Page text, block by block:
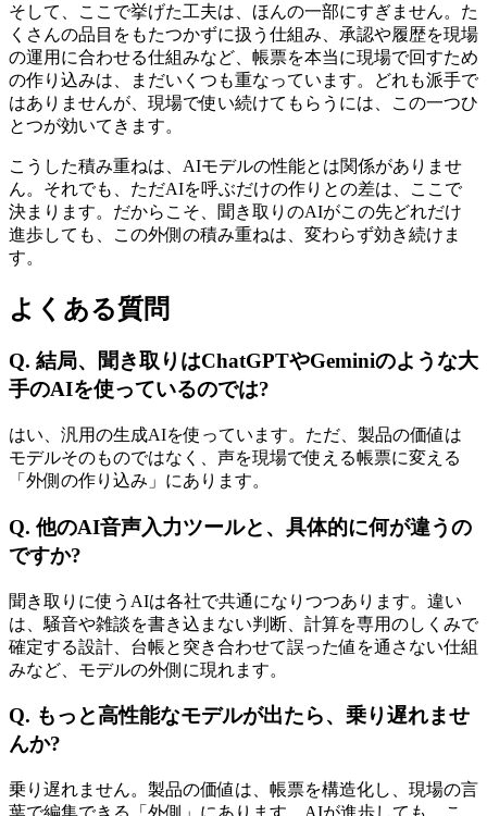
そして、ここで挙げた工夫は、ほんの一部にすぎません。た
くさんの品目をもたつかずに扱う仕組み、承認や履歴を現場
の運用に合わせる仕組みなど、帳票を本当に現場で回すため
の作り込みは、まだいくつも重なっています。どれも派手で
はありませんが、現場で使い続けてもらうには、この一つひ
とつが効いてきます。
こうした積み重ねは、AIモデルの性能とは関係がありませ
ん。それでも、ただAIを呼ぶだけの作りとの差は、ここで
決まります。だからこそ、聞き取りのAIがこの先どれだけ
進歩しても、この外側の積み重ねは、変わらず効き続けま
す。
よくある質問
Q. 結局、聞き取りはChatGPTやGeminiのような大
手のAIを使っているのでは?
はい、汎用の生成AIを使っています。ただ、製品の価値は
モデルそのものではなく、声を現場で使える帳票に変える
「外側の作り込み」にあります。
Q. 他のAI音声入力ツールと、具体的に何が違うの
ですか?
聞き取りに使うAIは各社で共通になりつつあります。違い
は、騒音や雑談を書き込まない判断、計算を専用のしくみで
確定する設計、台帳と突き合わせて誤った値を通さない仕組
みなど、モデルの外側に現れます。
Q. もっと高性能なモデルが出たら、乗り遅れませ
んか?
乗り遅れません。製品の価値は、帳票を構造化し、現場の言
葉で編集できる「外側」にあります。AIが進歩しても、こ